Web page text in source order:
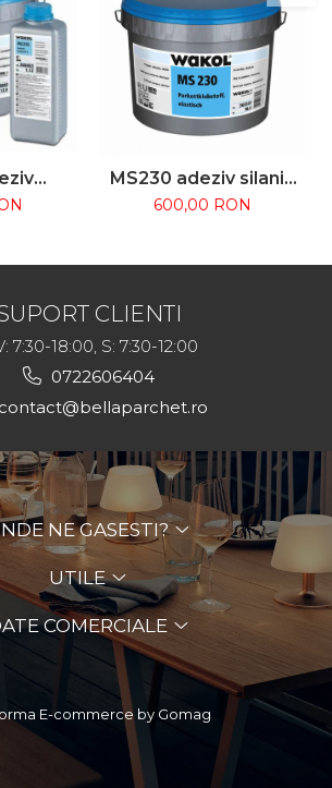
A+B
MS230 adeziv silanic
18KG Wakol
600,00 RON
CLIENTI
7:30-18:00, S: 7:30-12:00
0722606404
contact@bellaparchet.ro
NE GASESTI?
UTILE
COMERCIALE
E-commerce by Gomag